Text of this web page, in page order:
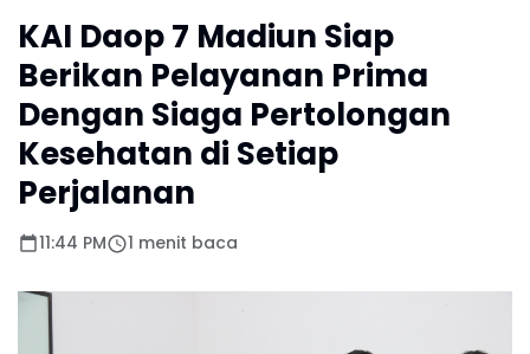
KAI Daop 7 Madiun Siap
Berikan Pelayanan Prima
Dengan Siaga Pertolongan
Kesehatan di Setiap
Perjalanan
11:44 PM 1 menit baca